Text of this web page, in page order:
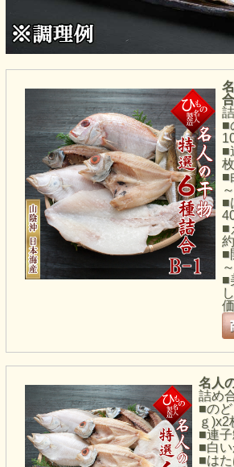
■
■
枚
■
■
■
■
■
名人
詰め
■の
ｇ)x2
■連
■白
■は